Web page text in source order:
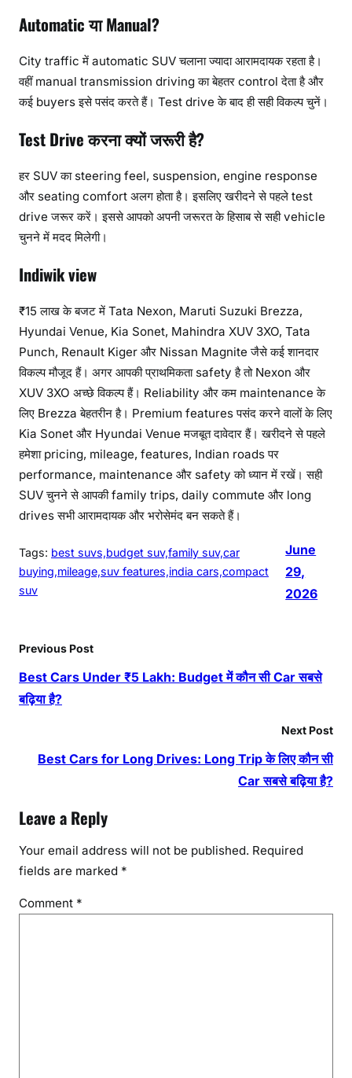
Automatic या Manual?
City traffic में automatic SUV चलाना ज्यादा आरामदायक रहता है।
वहीं manual transmission driving का बेहतर control देता है और
कई buyers इसे पसंद करते हैं। Test drive के बाद ही सही विकल्प चुनें।
Test Drive करना क्यों जरूरी है?
हर SUV का steering feel, suspension, engine response
और seating comfort अलग होता है। इसलिए खरीदने से पहले test
drive जरूर करें। इससे आपको अपनी जरूरत के हिसाब से सही vehicle
चुनने में मदद मिलेगी।
Indiwik view
₹15 लाख के बजट में Tata Nexon, Maruti Suzuki Brezza,
Hyundai Venue, Kia Sonet, Mahindra XUV 3XO, Tata
Punch, Renault Kiger और Nissan Magnite जैसे कई शानदार
विकल्प मौजूद हैं। अगर आपकी प्राथमिकता safety है तो Nexon और
XUV 3XO अच्छे विकल्प हैं। Reliability और कम maintenance के
लिए Brezza बेहतरीन है। Premium features पसंद करने वालों के लिए
Kia Sonet और Hyundai Venue मजबूत दावेदार हैं। खरीदने से पहले
हमेशा pricing, mileage, features, Indian roads पर
performance, maintenance और safety को ध्यान में रखें। सही
SUV चुनने से आपकी family trips, daily commute और long
drives सभी आरामदायक और भरोसेमंद बन सकते हैं।
Tags: best suvs,budget suv,family suv,car
buying,mileage,suv features,india cars,compact
suv
June
29,
2026
Previous Post
Best Cars Under ₹5 Lakh: Budget में कौन सी Car सबसे
बढ़िया है?
Next Post
Best Cars for Long Drives: Long Trip के लिए कौन सी
Car सबसे बढ़िया है?
Leave a Reply
Your email address will not be published. Required
fields are marked *
Comment *